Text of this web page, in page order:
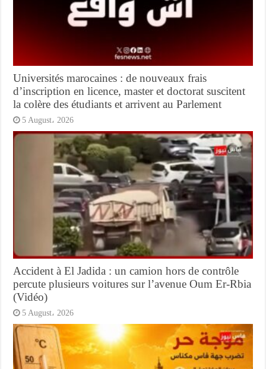
Universités marocaines : de nouveaux frais
d’inscription en licence, master et doctorat suscitent
la colère des étudiants et arrivent au Parlement
5 August، 2026
Accident à El Jadida : un camion hors de contrôle
percute plusieurs voitures sur l’avenue Oum Er-Rbia
(Vidéo)
5 August، 2026